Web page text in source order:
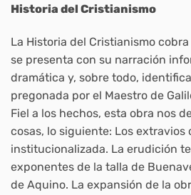
Historia del Cristianismo
La Historia del Cristianismo
se presenta con su narración
dramática y, sobre todo,
pregonada por el Maestro de
Fiel a los hechos, esta obra nos
cosas, lo siguiente: Los extravios
institucionalizada. La erudición
exponentes de la talla de
de Aquino. La expansión de la